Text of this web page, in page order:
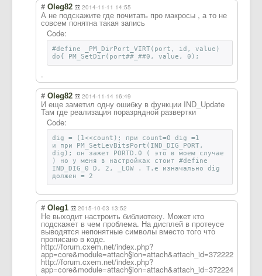
# Oleg82 2014-11-11 14:55
А не подскажите где почитать про макросы , а то не
совсем понятна такая запись
Code:
#define _PM_DirPort_VIRT(port, id, value)
do{ PM_SetDir(port##_##0, value, 0);
.
# Oleg82 2014-11-14 16:49
И еще заметил одну ошибку в функции IND_Update
Там где реализация поразрядной развертки
Code:
dig = (1<<count); при count=0 dig =1
и при PM_SetLevBitsPort(IND_DIG_PORT,
dig); он зажет PORTD.0 ( это в моем случае
) но у меня в настройках стоит #define
IND_DIG_0 D, 2, _LOW . Т.е изначально dig
должен = 2
# Oleg1 2015-10-03 13:52
Не выходит настроить библиотеку. Может кто
подскажет в чем проблема. На дисплей в протеусе
выводятся непонятные символы вместо того что
прописано в коде.
http://forum.cxem.net/index.php?
app=core&module=attach§ion=attach&attach_id=372222
http://forum.cxem.net/index.php?
app=core&module=attach§ion=attach&attach_id=372224